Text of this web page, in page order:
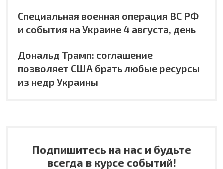
Специальная военная операция ВС РФ
и события на Украине 4 августа, день
Дональд Трамп: соглашение
позволяет США брать любые ресурсы
из недр Украины
Подпишитесь на нас и будьте
всегда в курсе событий!